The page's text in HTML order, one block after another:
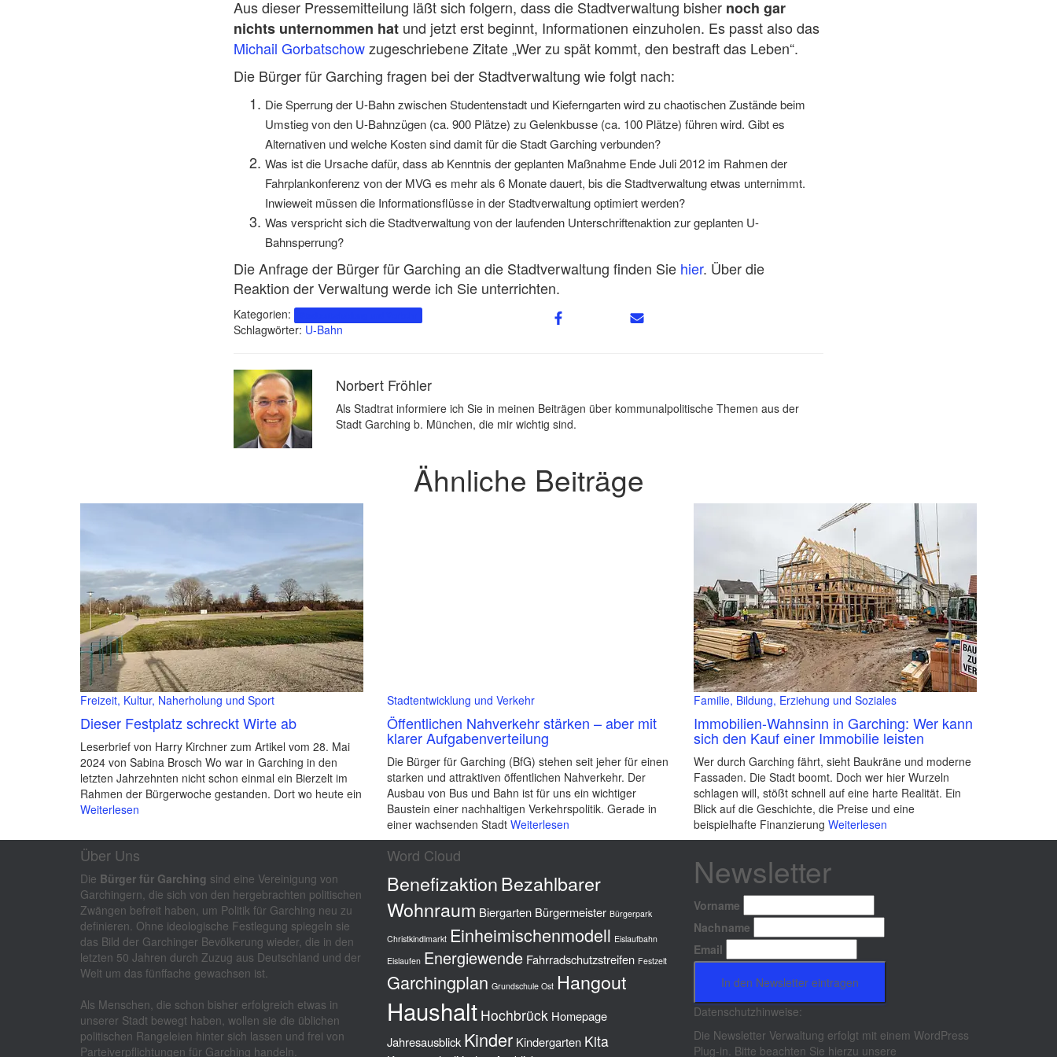
Aus dieser Pressemitteilung läßt sich folgern, dass die Stadtverwaltung bisher noch gar
nichts unternommen hat und jetzt erst beginnt, Informationen einzuholen. Es passt also das
Michail Gorbatschowzugeschriebene Zitate „Wer zu spät kommt, den bestraft das Leben“.
Die Bürger für Garching fragen bei der Stadtverwaltung wie folgt nach:
Die Sperrung der U-Bahn zwischen Studentenstadt und Kieferngarten wird zu chaotischen Zustände beim
Umstieg von den U-Bahnzügen (ca. 900 Plätze) zu Gelenkbusse (ca. 100 Plätze) führen wird. Gibt es
Alternativen und welche Kosten sind damit für die Stadt Garching verbunden?
Was ist die Ursache dafür, dass ab Kenntnis der geplanten Maßnahme Ende Juli 2012 im Rahmen der
Fahrplankonferenz von der MVG es mehr als 6 Monate dauert, bis die Stadtverwaltung etwas unternimmt.
Inwieweit müssen die Informationsflüsse in der Stadtverwaltung optimiert werden?
Was verspricht sich die Stadtverwaltung von der laufenden Unterschriftenaktion zur geplanten U-
Bahnsperrung?
Die Anfrage der Bürger für Garching an die Stadtverwaltung finden Sie hier. Über die
Reaktion der Verwaltung werde ich Sie unterrichten.
Kategorien:
Schlagwörter: U-Bahn
Norbert Fröhler
Als Stadtrat informiere ich Sie in meinen Beiträgen über kommunalpolitische Themen aus der
Stadt Garching b. München, die mir wichtig sind.
Ähnliche Beiträge
Freizeit, Kultur, Naherholung und Sport
Dieser Festplatz schreckt Wirte ab
Leserbrief von Harry Kirchner zum Artikel vom 28. Mai
2024 von Sabina Brosch Wo war in Garching in den
letzten Jahrzehnten nicht schon einmal ein Bierzelt im
Rahmen der Bürgerwoche gestanden. Dort wo heute ein
Weiterlesen
Stadtentwicklung und Verkehr
Öffentlichen Nahverkehr stärken – aber mit
klarer Aufgabenverteilung
Die Bürger für Garching (BfG) stehen seit jeher für einen
starken und attraktiven öffentlichen Nahverkehr. Der
Ausbau von Bus und Bahn ist für uns ein wichtiger
Baustein einer nachhaltigen Verkehrspolitik. Gerade in
einer wachsenden Stadt Weiterlesen
Familie, Bildung, Erziehung und Soziales
Immobilien-Wahnsinn in Garching: Wer kann
sich den Kauf einer Immobilie leisten
Wer durch Garching fährt, sieht Baukräne und moderne
Fassaden. Die Stadt boomt. Doch wer hier Wurzeln
schlagen will, stößt schnell auf eine harte Realität. Ein
Blick auf die Geschichte, die Preise und eine
beispielhafte Finanzierung Weiterlesen
Über Uns
Die Bürger für Garching sind eine Vereinigung von
Garchingern, die sich von den hergebrachten politischen
Zwängen befreit haben, um Politik für Garching neu zu
definieren. Ohne ideologische Festlegung spiegeln sie
das Bild der Garchinger Bevölkerung wieder, die in den
letzten 50 Jahren durch Zuzug aus Deutschland und der
Welt um das fünffache gewachsen ist.
Als Menschen, die schon bisher erfolgreich etwas in
unserer Stadt bewegt haben, wollen sie die üblichen
politischen Rangeleien hinter sich lassen und frei von
Parteiverpflichtungen für Garching handeln.
Word Cloud
BenefizaktionBezahlbarer
Wohnraum Biergarten Bürgermeister Bürgerpark
Christkindlmarkt Einheimischenmodell Eislaufbahn
Eislaufen Energiewende Fahrradschutzstreifen Festzelt
Garchingplan Grundschule Ost Hangout
Haushalt Hochbrück Homepage
Jahresausblick Kinder Kindergarten Kita
Newsletter
Vorname
Nachname
Email
Datenschutzhinweise:
Die Newsletter Verwaltung erfolgt mit einem WordPress
Plug-in. Bitte beachten Sie hierzu unsere